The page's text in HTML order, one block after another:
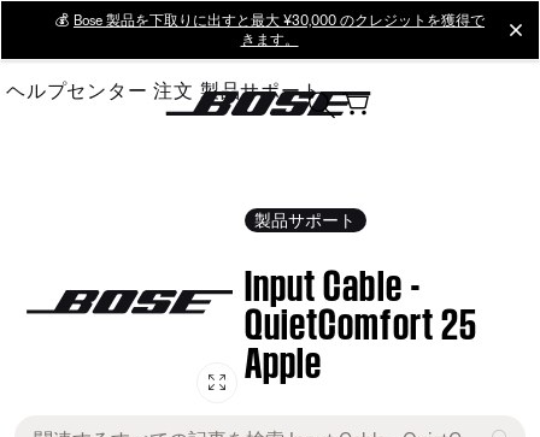
Main
💰 Bose 製品を下取りに出すと最大 ¥30,000 のクレジットを獲得で
きます。
ヘルプセンター 注文 製品サポート
製品サポート
Input Cable -
QuietComfort 25
Apple